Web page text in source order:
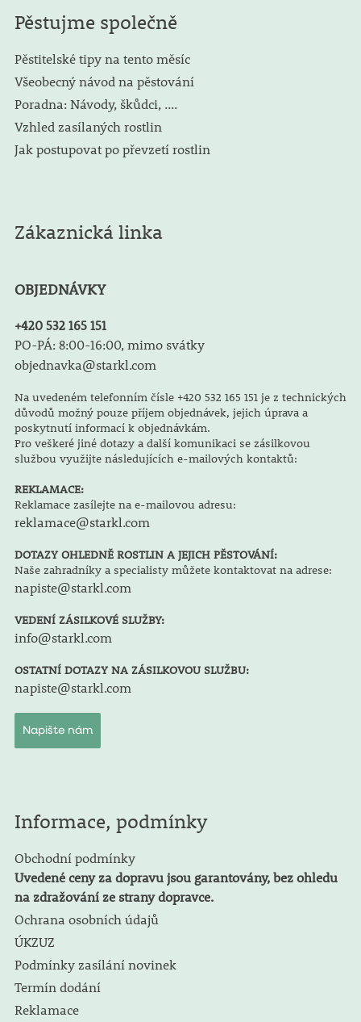
Pěstujme společně
Pěstitelské tipy na tento měsíc
Všeobecný návod na pěstování
Poradna: Návody, škůdci, ....
Vzhled zasílaných rostlin
Jak postupovat po převzetí rostlin
Zákaznická linka
OBJEDNÁVKY
+420 532 165 151
PO-PÁ: 8:00-16:00, mimo svátky
objednavka@starkl.com
Na uvedeném telefonním čísle +420 532 165 151 je z technických
důvodů možný pouze příjem objednávek, jejich úprava a
poskytnutí informací k objednávkám.
Pro veškeré jiné dotazy a další komunikaci se zásilkovou
službou využijte následujících e-mailových kontaktů:
REKLAMACE:
Reklamace zasílejte na e-mailovou adresu:
reklamace@starkl.com
DOTAZY OHLEDNĚ ROSTLIN A JEJICH PĚSTOVÁNÍ:
Naše zahradníky a specialisty můžete kontaktovat na adrese:
napiste@starkl.com
VEDENÍ ZÁSILKOVÉ SLUŽBY:
info@starkl.com
OSTATNÍ DOTAZY NA ZÁSILKOVOU SLUŽBU:
napiste@starkl.com
Napište nám
Informace, podmínky
Obchodní podmínky
Uvedené ceny za dopravu jsou garantovány, bez ohledu
na zdražování ze strany dopravce.
Ochrana osobních údajů
ÚKZUZ
Podmínky zasílání novinek
Termín dodání
Reklamace